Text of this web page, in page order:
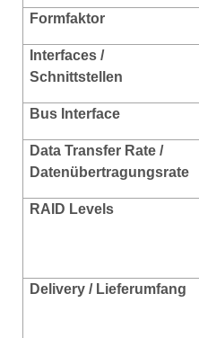
Formfaktor
Interfaces /
Schnittstellen
Bus Interface
Data Transfer Rate /
Datenübertragungsrate
RAID Levels
Delivery / Lieferumfang